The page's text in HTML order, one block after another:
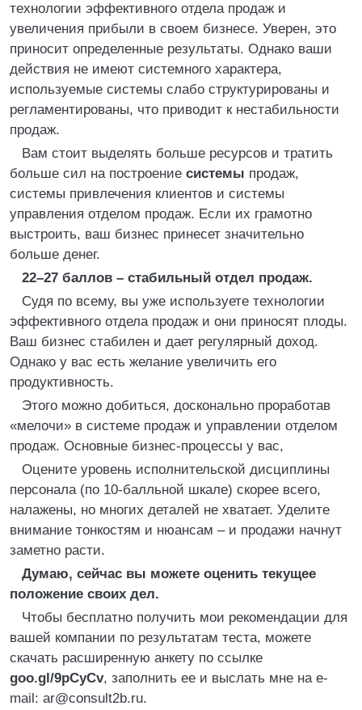
технологии эффективного отдела продаж и
увеличения прибыли в своем бизнесе. Уверен, это
приносит определенные результаты. Однако ваши
действия не имеют системного характера,
используемые системы слабо структурированы и
регламентированы, что приводит к нестабильности
продаж.
Вам стоит выделять больше ресурсов и тратить
больше сил на построение системы продаж,
системы привлечения клиентов и системы
управления отделом продаж. Если их грамотно
выстроить, ваш бизнес принесет значительно
больше денег.
22–27 баллов – стабильный отдел продаж.
Судя по всему, вы уже используете технологии
эффективного отдела продаж и они приносят плоды.
Ваш бизнес стабилен и дает регулярный доход.
Однако у вас есть желание увеличить его
продуктивность.
Этого можно добиться, досконально проработав
«мелочи» в системе продаж и управлении отделом
продаж. Основные бизнес-процессы у вас,
Оцените уровень исполнительской дисциплины
персонала (по 10-балльной шкале) скорее всего,
налажены, но многих деталей не хватает. Уделите
внимание тонкостям и нюансам – и продажи начнут
заметно расти.
Думаю, сейчас вы можете оценить текущее
положение своих дел.
Чтобы бесплатно получить мои рекомендации для
вашей компании по результатам теста, можете
скачать расширенную анкету по ссылке
goo.gl/9pCyCv, заполнить ее и выслать мне на e-
mail: ar@consult2b.ru.